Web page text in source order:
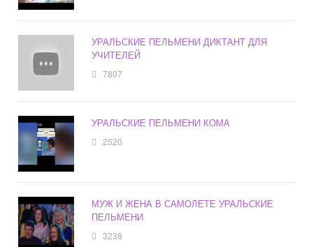
УРАЛЬСКИЕ ПЕЛЬМЕНИ ДИКТАНТ ДЛЯ
УЧИТЕЛЕЙ
7807
УРАЛЬСКИЕ ПЕЛЬМЕНИ КОМА
2520
МУЖ И ЖЕНА В САМОЛЕТЕ УРАЛЬСКИЕ
ПЕЛЬМЕНИ
3238